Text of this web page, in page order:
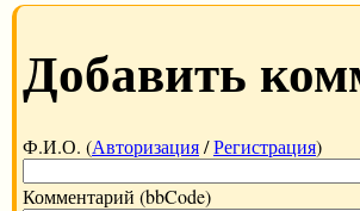
Добавить
Ф.И.О. (Авторизация/Регистрация)
Комментарий (bbCode)